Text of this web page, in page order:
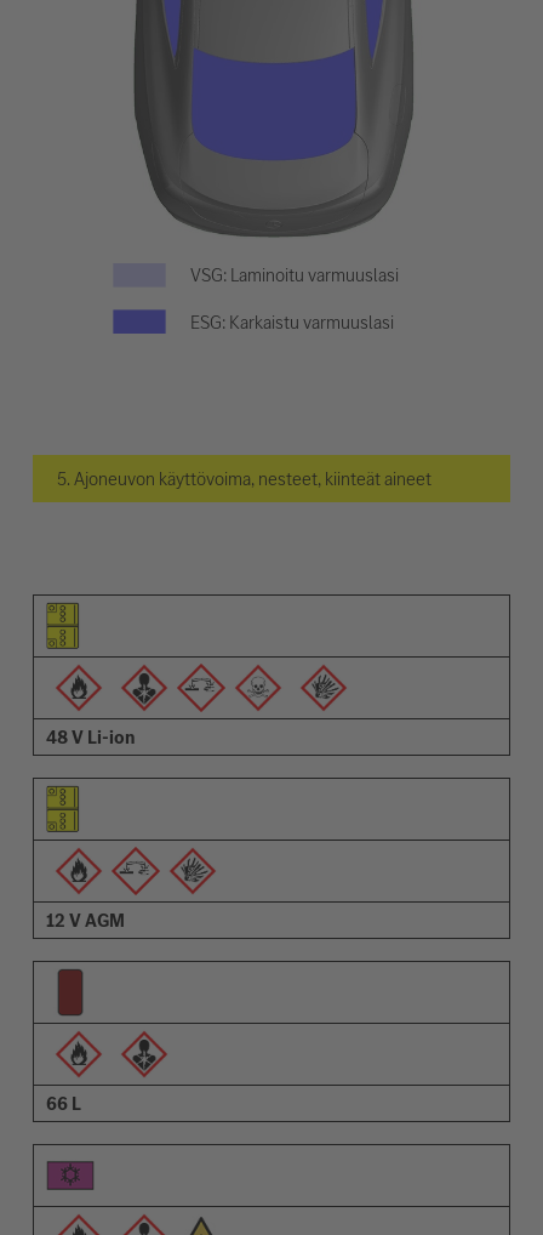
VSG: Laminoitu varmuuslasi
ESG: Karkaistu varmuuslasi
5. Ajoneuvon käyttövoima, nesteet, kiinteät aineet
Elementin kuvamerkki
Varoitusten kuvamerkit
Nimi
48 V Li-ion
12 V AGM
66 L